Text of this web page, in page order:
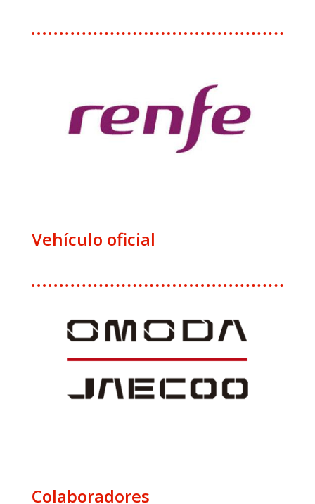
Vehículo oficial
Colaboradores